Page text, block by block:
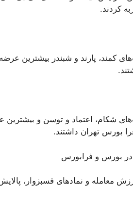
کردند.
کمند، پارند و شبندر بیشترین
شکام، اعتماد و توسن و بیشترین
بورس تهران داشتند.
بورس و فرابورس
و خبهمن 2 بیشترین ارزش معامله و نماد‌های